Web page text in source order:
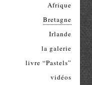
Afrique
Bretagne
Irlande
la galerie
livre “Pastels”
vidéos